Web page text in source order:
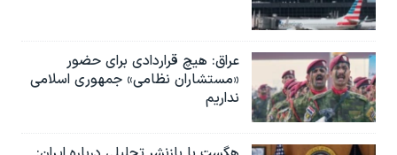
عراق: هیچ قراردادی برای حضور
«مستشاران نظامی» جمهوری اسلامی
نداریم